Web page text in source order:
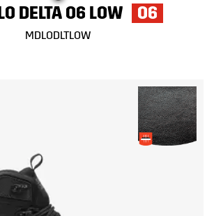
DELTA O6 LOW O6
MDLODLTLOW